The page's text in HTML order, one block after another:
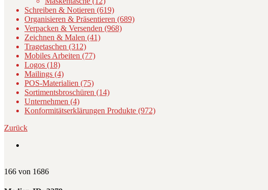
Schreiben & Notieren (619)
Organisieren & Präsentieren (689)
Verpacken & Versenden (968)
Zeichnen & Malen (41)
Tragetaschen (312)
Mobiles Arbeiten (77)
Logos (18)
Mailings (4)
POS-Materialien (75)
Sortimentsbroschüren (14)
Unternehmen (4)
Konformitätserklärungen Produkte (972)
Zurück
166 von 1686